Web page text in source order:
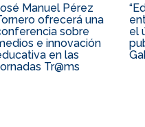
Manuel Pérez
ofrecerá una
sobre
e innovación
en las
Tr@ms
el